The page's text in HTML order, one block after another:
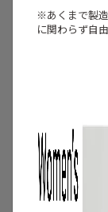
※あくまで製
に関わらず自